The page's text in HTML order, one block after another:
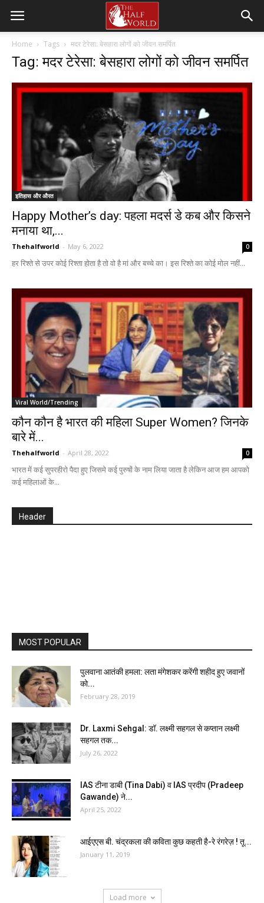
Home Tags मदर टेरेसा: बेसहारा लोगों को जीवन समर्पित
Tag: मदर टेरेसा: बेसहारा लोगों को जीवन समर्पित
इतिहास और औरत
Happy Mother’s day: पहला मदर्स डे कब और किसने
मनाया था,...
Thehalfworld - May 6, 2022 0
हर रिश्ते से उपर कोई रिश्ता होता है तो वो है मां और बच्चे का। इस रिश्ते का कोई मोल नहीं...
Viral World/Trending
कौन कौन है भारत की महिला Super Women? जिनके
बारे में...
Thehalfworld - April 28, 2022 0
भारत में कई सुपरहीरो पैदा हुए जिसमे कई पुरुषों के नाम लिया जाता है लेकिन आज हम आपको
कई महिलाओं के...
Header
MOST POPULAR
पुलवाना आतंकी हमला: लता मंगेशकर करेंगी शहीद हुए जवानों
को...
February 28, 2019
Dr. Laxmi Sehgal: डॉ. लक्ष्मी सहगल से कप्तान लक्ष्मी
सहगल तक...
July 26, 2022
IAS टीना डाबी (Tina Dabi) व IAS प्रदीप (Pradeep
Gawande) ने...
April 25, 2022
आईएएस बी. चंद्रकला की कविता कुछ कहती है-रे रंगरेज़ ! तू...
January 11, 2019
Load more